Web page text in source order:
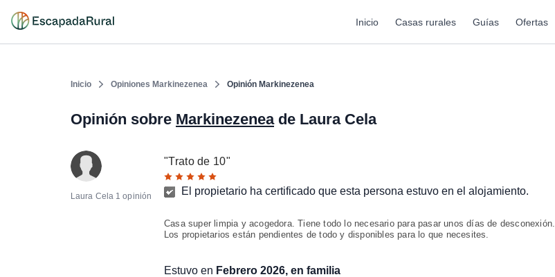
Inicio Casas rurales Guías Ofertas
Inicio Opiniones Markinezenea Opinión Markinezenea
Opinión sobre Markinezeneade Laura Cela
Laura Cela 1 opinión
"Trato de 10"
El propietario ha certificado que esta persona estuvo en el alojamiento.
Casa super limpia y acogedora. Tiene todo lo necesario para pasar unos días de desconexión.
Los propietarios están pendientes de todo y disponibles para lo que necesites.
Estuvo en Febrero 2026, en familia